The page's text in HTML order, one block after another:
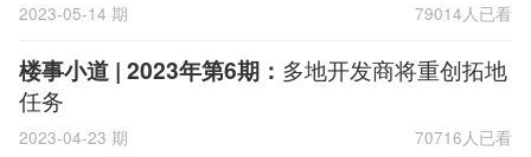
2023-05-14 期 79014人已看
楼事小道 | 2023年第6期： 多地开发商将重创拓地
任务
2023-04-23 期 70716人已看